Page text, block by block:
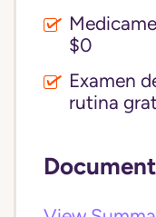
$0
Examen
rutina